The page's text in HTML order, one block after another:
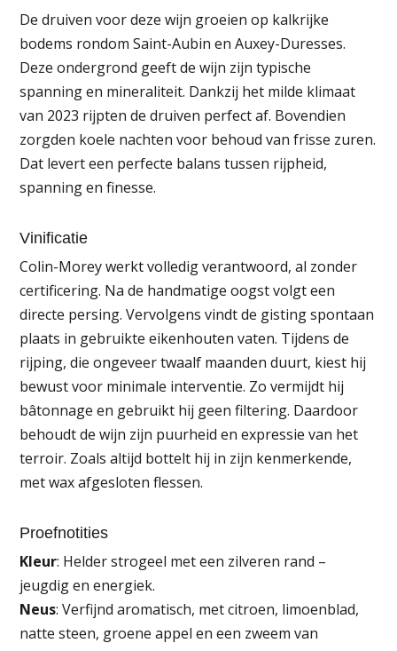
De druiven voor deze wijn groeien op kalkrijke
bodems rondom Saint-Aubin en Auxey-Duresses.
Deze ondergrond geeft de wijn zijn typische
spanning en mineraliteit. Dankzij het milde klimaat
van 2023 rijpten de druiven perfect af. Bovendien
zorgden koele nachten voor behoud van frisse zuren.
Dat levert een perfecte balans tussen rijpheid,
spanning en finesse.
Vinificatie
Colin-Morey werkt volledig verantwoord, al zonder
certificering. Na de handmatige oogst volgt een
directe persing. Vervolgens vindt de gisting spontaan
plaats in gebruikte eikenhouten vaten. Tijdens de
rijping, die ongeveer twaalf maanden duurt, kiest hij
bewust voor minimale interventie. Zo vermijdt hij
bâtonnage en gebruikt hij geen filtering. Daardoor
behoudt de wijn zijn puurheid en expressie van het
terroir. Zoals altijd bottelt hij in zijn kenmerkende,
met wax afgesloten flessen.
Proefnotities
Kleur: Helder strogeel met een zilveren rand –
jeugdig en energiek.
Neus: Verfijnd aromatisch, met citroen, limoenblad,
natte steen, groene appel en een zweem van